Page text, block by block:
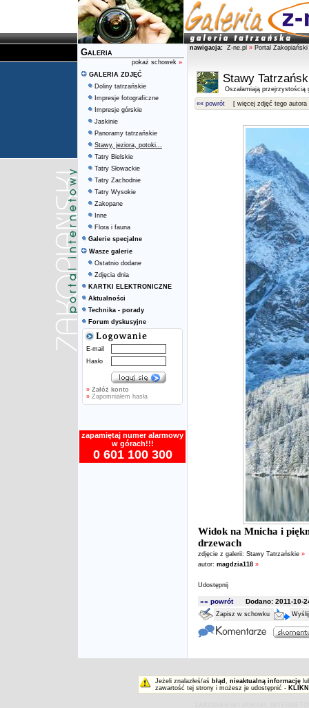
Galeria
pokaż schowek »
GALERIA ZDJĘĆ
Doliny tatrzańskie
Impresje fotograficzne
Impresje górskie
Jaskinie
Panoramy tatrzańskie
Stawy, jeziora, potoki...
Tatry Bielskie
Tatry Słowackie
Tatry Zachodnie
Tatry Wysokie
Zakopane
Inne
Flora i fauna
Galerie specjalne
Wasze galerie
Ostatnio dodane
Zdjęcia dnia
KARTKI ELEKTRONICZNE
Aktualności
Technika - porady
Forum dyskusyjne
E-mail
Hasło
» Załóż konto
» Zapomniałem hasła
zapamiętaj numer alarmowy
w górach!!!
0 601 100 300
nawigacja: Z-ne.pl » Portal Zakopiański
Stawy
Oszałamiają przejrzystością
«« powrót [ więcej zdjęć tego autora
Widok na Mnicha i
drzewach
zdjęcie z galerii: Stawy Tatrzańskie »
autor: magdzia118 »
Udostępnij
«« powrótDodano: 2011-10-
Zapisz w schowku
Jeżeli znalazłeś/aś błąd , nieaktualną informację
zawartość tej strony i możesz je udostępnić -